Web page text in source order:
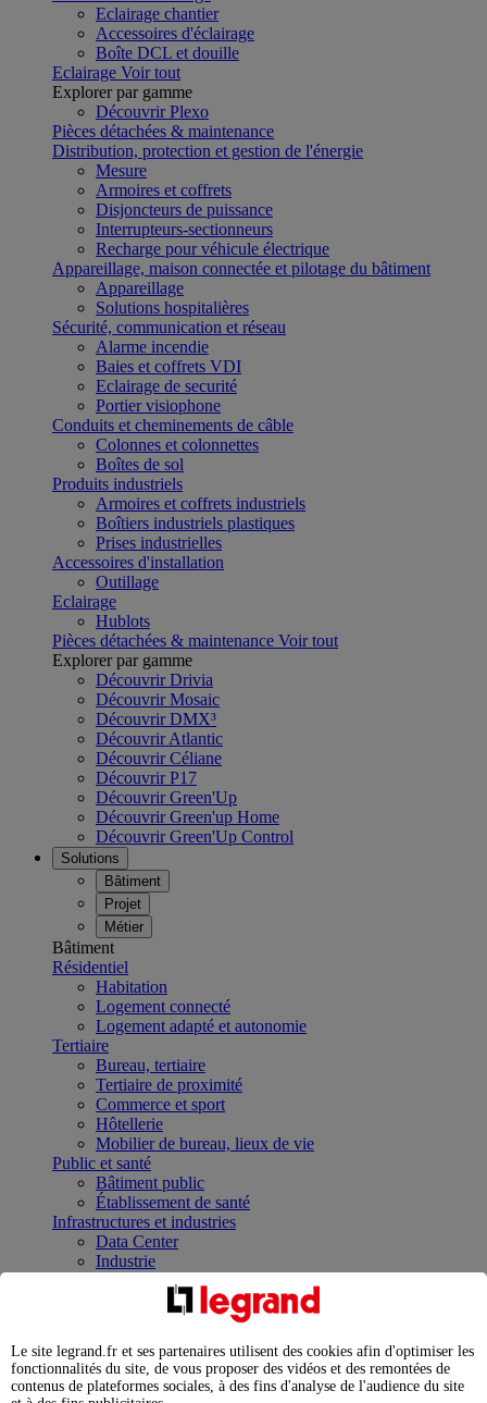
Eclairage chantier
Accessoires d'éclairage
Boîte DCL et douille
Eclairage Voir tout
Explorer par gamme
Découvrir Plexo
Pièces détachées & maintenance
Distribution, protection et gestion de l'énergie
Mesure
Armoires et coffrets
Disjoncteurs de puissance
Interrupteurs-sectionneurs
Recharge pour véhicule électrique
Appareillage, maison connectée et pilotage du bâtiment
Appareillage
Solutions hospitalières
Sécurité, communication et réseau
Alarme incendie
Baies et coffrets VDI
Eclairage de securité
Portier visiophone
Conduits et cheminements de câble
Colonnes et colonnettes
Boîtes de sol
Produits industriels
Armoires et coffrets industriels
Boîtiers industriels plastiques
Prises industrielles
Accessoires d'installation
Outillage
Eclairage
Hublots
Pièces détachées & maintenance Voir tout
Explorer par gamme
Découvrir Drivia
Découvrir Mosaic
Découvrir DMX³
Découvrir Atlantic
Découvrir Céliane
Découvrir P17
Découvrir Green'Up
Découvrir Green'up Home
Découvrir Green'Up Control
Solutions
Bâtiment
Projet
Métier
Bâtiment
Résidentiel
Habitation
Logement connecté
Logement adapté et autonomie
Tertiaire
Bureau, tertiaire
Tertiaire de proximité
Commerce et sport
Hôtellerie
Mobilier de bureau, lieux de vie
Public et santé
Bâtiment public
Établissement de santé
Infrastructures et industries
Data Center
Industrie
Infrastructures
Contrôler et planifier le fonctionnement des appareils
Répartir et optimiser son tableau électrique
Legrand Data Center Solutions : concentrer les
expertises au service de vos performances
Le site legrand.fr et ses partenaires utilisent des cookies afin d'optimiser les
fonctionnalités du site, de vous proposer des vidéos et des remontées de
contenus de plateformes sociales, à des fins d'analyse de l'audience du site